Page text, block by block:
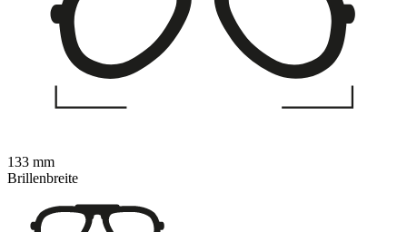
133 mm
Brillenbreite